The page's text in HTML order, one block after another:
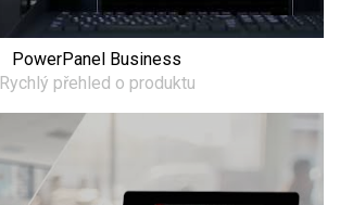
PowerPanel Business
Rychlý přehled o produktu